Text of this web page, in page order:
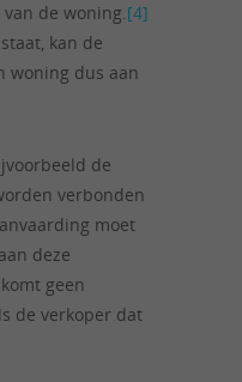
de woning.[4]
kan de
woning dus aan
de
verbonden
moet
deze
geen
de verkoper dat